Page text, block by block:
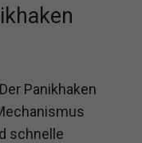
Der Panikhaken
schnelle